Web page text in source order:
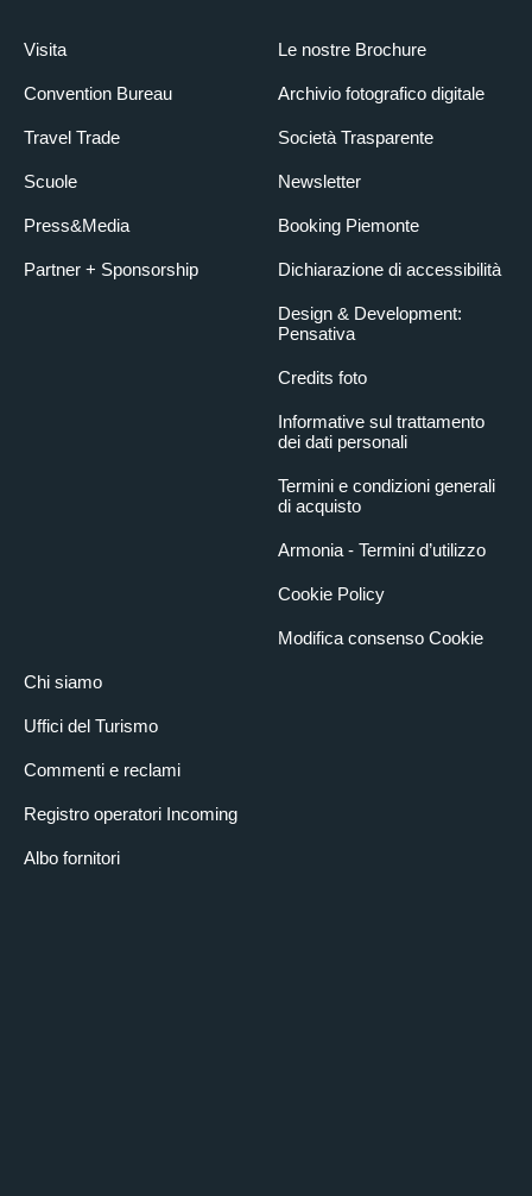
Visita
Convention Bureau
Travel Trade
Scuole
Press&Media
Partner + Sponsorship
Chi siamo
Uffici del Turismo
Commenti e reclami
Registro operatori Incoming
Albo fornitori
Le nostre Brochure
Archivio fotografico digitale
Società Trasparente
Newsletter
Booking Piemonte
Dichiarazione di accessibilità
Design & Development:
Pensativa
Credits foto
Informative sul trattamento
dei dati personali
Termini e condizioni generali
di acquisto
Armonia - Termini d’utilizzo
Cookie Policy
Modifica consenso Cookie